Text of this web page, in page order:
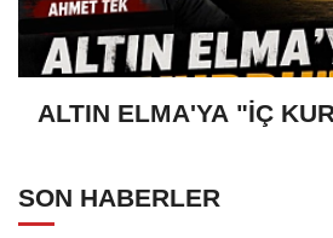
ALTIN ELMA'YA "İÇ
SON HABERLER